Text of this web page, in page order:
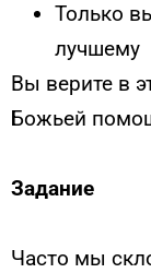
Только
лучшему
Вы верите в
Божьей
Задание
Часто мы